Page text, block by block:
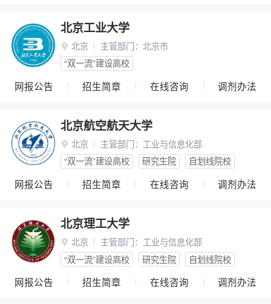
北京工业大学
 北京 主管部门： 北京市
“双一流”建设高校
网报公告 招生简章 在线咨询 调剂办法
北京航空航天大学
 北京 主管部门： 工业与信息化部
“双一流”建设高校
研究生院 自划线院校
网报公告 招生简章 在线咨询 调剂办法
北京理工大学
 北京 主管部门： 工业与信息化部
“双一流”建设高校
研究生院 自划线院校
网报公告 招生简章 在线咨询 调剂办法